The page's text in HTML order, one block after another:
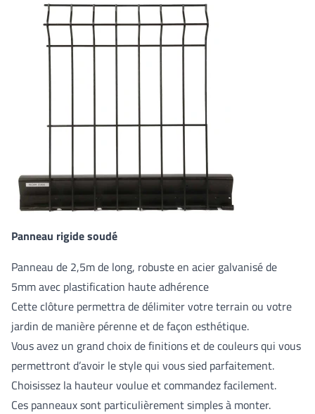
Panneau rigide soudé
Panneau de 2,5m de long, robuste en acier galvanisé de
5mm avec plastification haute adhérence
Cette clôture permettra de délimiter votre terrain ou votre
jardin de manière pérenne et de façon esthétique.
Vous avez un grand choix de finitions et de couleurs qui vous
permettront d’avoir le style qui vous sied parfaitement.
Choisissez la hauteur voulue et commandez facilement.
Ces panneaux sont particulièrement simples à monter.